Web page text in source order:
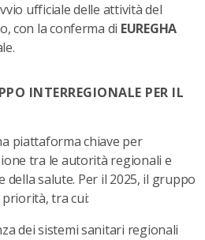
ufficiale delle attività del
con la conferma di EUREGHA
INTERREGIONALE PER IL
piattaforma chiave per
tra le autorità regionali e
della salute. Per il 2025, il gruppo
tra cui:
dei sistemi sanitari regionali